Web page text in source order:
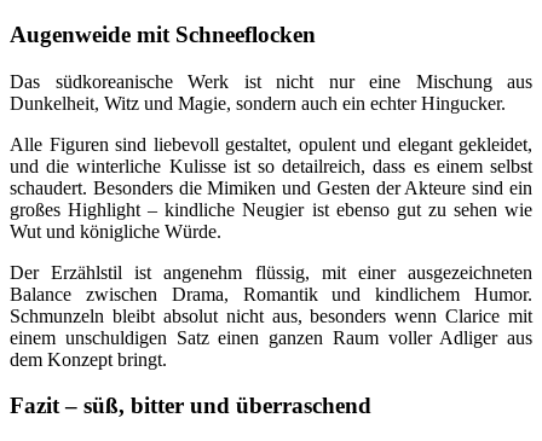
Augenweide mit Schneeflocken
Das südkoreanische Werk ist nicht nur eine Mischung aus
Dunkelheit, Witz und Magie, sondern auch ein echter Hingucker.
Alle Figuren sind liebevoll gestaltet, opulent und elegant gekleidet,
und die winterliche Kulisse ist so detailreich, dass es einem selbst
schaudert. Besonders die Mimiken und Gesten der Akteure sind ein
großes Highlight – kindliche Neugier ist ebenso gut zu sehen wie
Wut und königliche Würde.
Der Erzählstil ist angenehm flüssig, mit einer ausgezeichneten
Balance zwischen Drama, Romantik und kindlichem Humor.
Schmunzeln bleibt absolut nicht aus, besonders wenn Clarice mit
einem unschuldigen Satz einen ganzen Raum voller Adliger aus
dem Konzept bringt.
Fazit – süß, bitter und überraschend